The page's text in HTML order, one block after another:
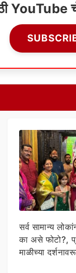
सर्व सामान्य
का असे फोटो?,
माळीच्या